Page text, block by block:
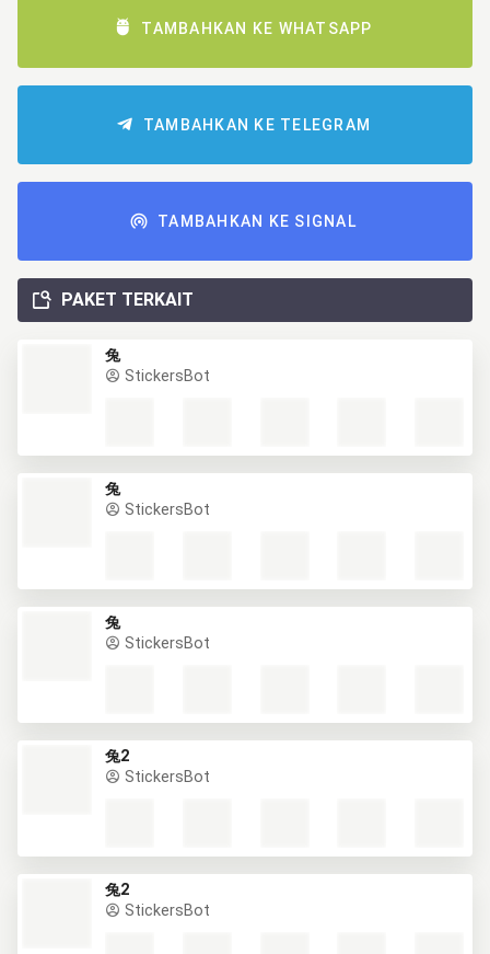
TAMBAHKAN KE WHATSAPP
TAMBAHKAN KE TELEGRAM
TAMBAHKAN KE SIGNAL
PAKET TERKAIT
兔
StickersBot
兔
StickersBot
兔
StickersBot
兔2
StickersBot
兔2
StickersBot